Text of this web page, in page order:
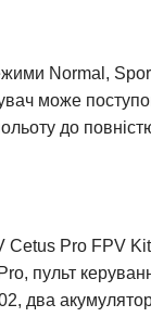
Normal,
може
до
Cetus Pro FPV
пульт
два